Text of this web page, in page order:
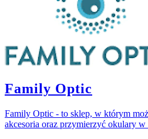
czerwonej
w
żółtej
jest
z
odcieniami
Family Optic
Family Optic - to sklep, w którym
akcesoria oraz przymierzyć okulary